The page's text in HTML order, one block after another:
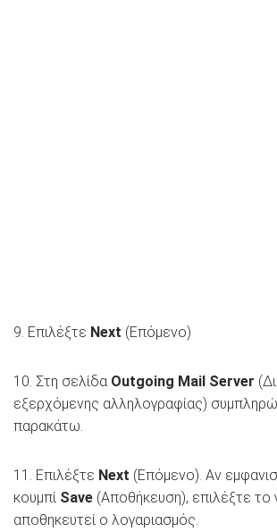
9. Επιλέξτε Next (Επόμενο)
10. Στη σελίδα Outgoing Mail Server
εξερχόμενης αλληλογραφίας)
παρακάτω.
11. Επιλέξτε Next (Επόμενο). Αν
κουμπί Save (Αποθήκευση), επιλέξτε το
αποθηκευτεί ο λογαριασμός.